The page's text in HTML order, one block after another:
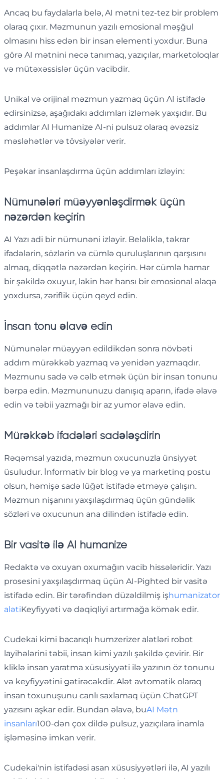
Ancaq bu faydalarla belə, AI mətni tez-tez bir problem
olaraq çıxır. Məzmunun yazılı emosional məşğul
olmasını hiss edən bir insan elementi yoxdur. Buna
görə AI mətnini necə tanımaq, yazıçılar, marketoloqlar
və mütəxəssislər üçün vacibdir.
Unikal və orijinal məzmun yazmaq üçün AI istifadə
edirsinizsə, aşağıdakı addımları izləmək yaxşıdır. Bu
addımlar AI Humanize AI-ni pulsuz olaraq əvəzsiz
məsləhətlər və tövsiyələr verir.
Peşəkar insanlaşdırma üçün addımları izləyin:
Nümunələri müəyyənləşdirmək üçün
nəzərdən keçirin
AI Yazı adi bir nümunəni izləyir. Beləliklə, təkrar
ifadələrin, sözlərin və cümlə quruluşlarının qarşısını
almaq, diqqətlə nəzərdən keçirin. Hər cümlə hamar
bir şəkildə oxuyur, lakin hər hansı bir emosional əlaqə
yoxdursa, zəriflik üçün qeyd edin.
İnsan tonu əlavə edin
Nümunələr müəyyən edildikdən sonra növbəti
addım mürəkkəb yazmaq və yenidən yazmaqdır.
Məzmunu sadə və cəlb etmək üçün bir insan tonunu
bərpa edin. Məzmununuzu danışıq aparın, ifadə əlavə
edin və təbii yazmağı bir az yumor əlavə edin.
Mürəkkəb ifadələri sadələşdirin
Rəqəmsal yazıda, məzmun oxucunuzla ünsiyyət
üsuludur. İnformativ bir blog və ya marketinq postu
olsun, həmişə sadə lüğət istifadə etməyə çalışın.
Məzmun nişanını yaxşılaşdırmaq üçün gündəlik
sözləri və oxucunun ana dilindən istifadə edin.
Bir vasitə ilə AI humanize
Redaktə və oxuyan oxumağın vacib hissələridir. Yazı
prosesini yaxşılaşdırmaq üçün AI-Pighted bir vasitə
istifadə edin. Bir tərəfindən düzəldilmiş işhumanizator
alətiKeyfiyyəti və dəqiqliyi artırmağa kömək edir.
Cudekai kimi bacarıqlı humzerizer alətləri robot
layihələrini təbii, insan kimi yazılı şəkildə çevirir. Bir
kliklə insan yaratma xüsusiyyəti ilə yazının öz tonunu
və keyfiyyətini gətirəcəkdir. Alət avtomatik olaraq
insan toxunuşunu canlı saxlamaq üçün ChatGPT
yazısını aşkar edir. Bundan əlavə, buAI Mətn
insanları100-dən çox dildə pulsuz, yazıçılara inamla
işləməsinə imkan verir.
Cudekai'nin istifadəsi asan xüsusiyyətləri ilə, AI yazılı